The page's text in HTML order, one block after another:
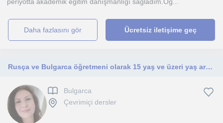
daha fazlasını gör Ücretsiz iletişime geç
Rusça ve Bulgarca öğretmeni olarak 15 yaş ve üzeri yaş aralığındaki öğrencilere ders verebilirim
Bulgarca
Çevrimiçi dersler